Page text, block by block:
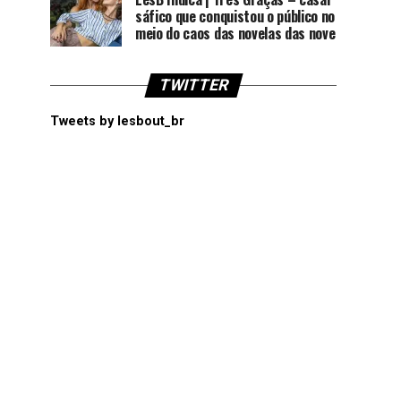
sáfico que conquistou o público no
meio do caos das novelas das nove
TWITTER
Tweets by lesbout_br